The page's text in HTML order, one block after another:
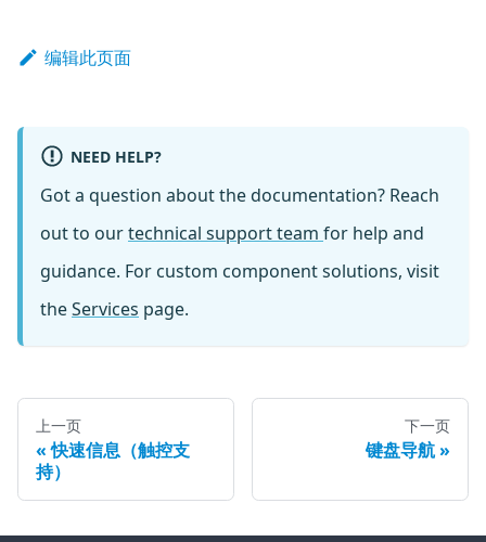
编辑此页面
NEED HELP?
Got a question about the documentation? Reach
out to ourtechnical support team for help and
guidance. For custom component solutions, visit
theServices page.
上一页
快速信息（触控支
持）
下一页
键盘导航